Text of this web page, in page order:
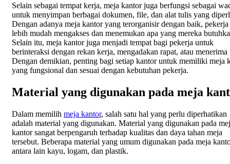
Selain sebagai tempat kerja, meja kantor juga berfungsi sebagai
untuk menyimpan berbagai dokumen, file, dan alat tulis yang
Dengan adanya meja kantor yang terorganisir dengan baik, pekerja
lebih mudah mengakses dan menemukan apa yang mereka
Selain itu, meja kantor juga menjadi tempat bagi pekerja untuk
berinteraksi dengan rekan kerja, mengadakan rapat, atau menerima
Dengan demikian, penting bagi setiap kantor untuk memiliki meja
yang fungsional dan sesuai dengan kebutuhan pekerja.
Material yang digunakan pada meja
Dalam memilih meja kantor, salah satu hal yang perlu diperhatikan
adalah material yang digunakan. Material yang digunakan pada
kantor sangat berpengaruh terhadap kualitas dan daya tahan meja
tersebut. Beberapa material yang umum digunakan pada meja
antara lain kayu, logam, dan plastik.